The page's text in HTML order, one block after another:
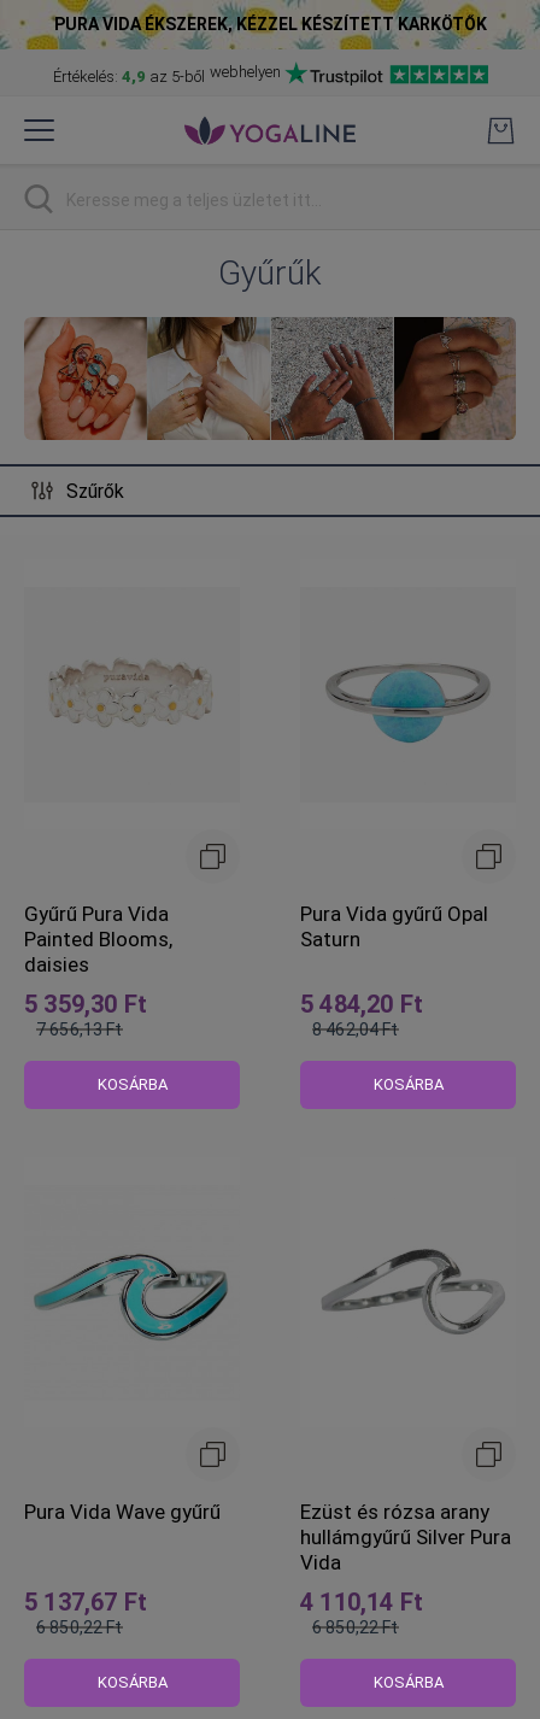
PURA VIDA ÉKSZEREK, KÉZZEL KÉSZÍTETT KARKÖTŐK
Értékelés: 4,9 az 5-ből webhelyen
to
Keresés
Gyűrűk
Szűrők
Gyűrű Pura Vida
Painted Blooms,
daisies
5 359,30 Ft
7 656,13 Ft
KOSÁRBA
Pura Vida gyűrű Opal
Saturn
5 484,20 Ft
8 462,04 Ft
KOSÁRBA
Pura Vida Wave gyűrű
5 137,67 Ft
6 850,22 Ft
KOSÁRBA
Ezüst és rózsa arany
hullámgyűrű Silver Pura
Vida
4 110,14 Ft
6 850,22 Ft
KOSÁRBA